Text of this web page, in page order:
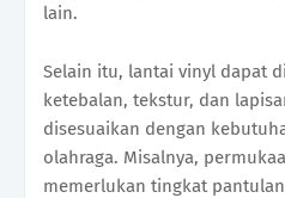
lain.
Selain itu, lantai vinyl dapat
ketebalan, tekstur, dan
disesuaikan dengan
olahraga. Misalnya,
memerlukan tingkat